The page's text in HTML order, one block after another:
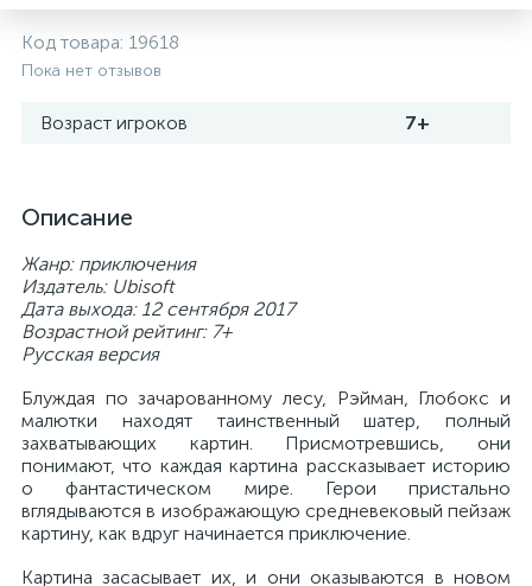
Код товара: 19618
Пока нет отзывов
Возраст игроков 7+
Описание
Жанр: приключения
Издатель: Ubisoft
Дата выхода: 12 сентября 2017
Возрастной рейтинг: 7+
Русская версия
Блуждая по зачарованному лесу, Рэйман, Глобокс и
малютки находят таинственный шатер, полный
захватывающих картин. Присмотревшись, они
понимают, что каждая картина рассказывает историю
о фантастическом мире. Герои пристально
вглядываются в изображающую средневековый пейзаж
картину, как вдруг начинается приключение.
Картина засасывает их, и они оказываются в новом